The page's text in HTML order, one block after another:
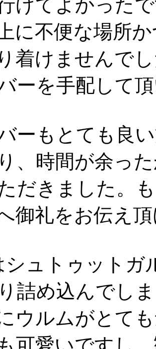
けてよかった
に不便な場所
着けませんで
ーを手配して
ーもとても良
、時間が余っ
だきました。
御礼をお伝え
シュトゥット
詰め込んでし
ウルムがとて